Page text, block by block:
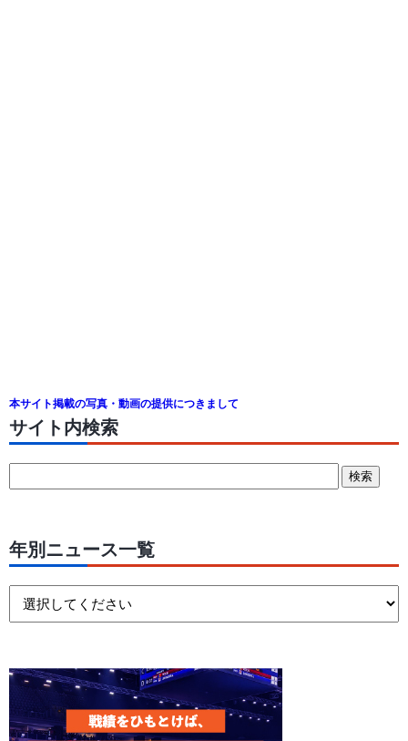
本サイト掲載の写真・動画の提供につきまして
サイト内検索
年別ニュース一覧